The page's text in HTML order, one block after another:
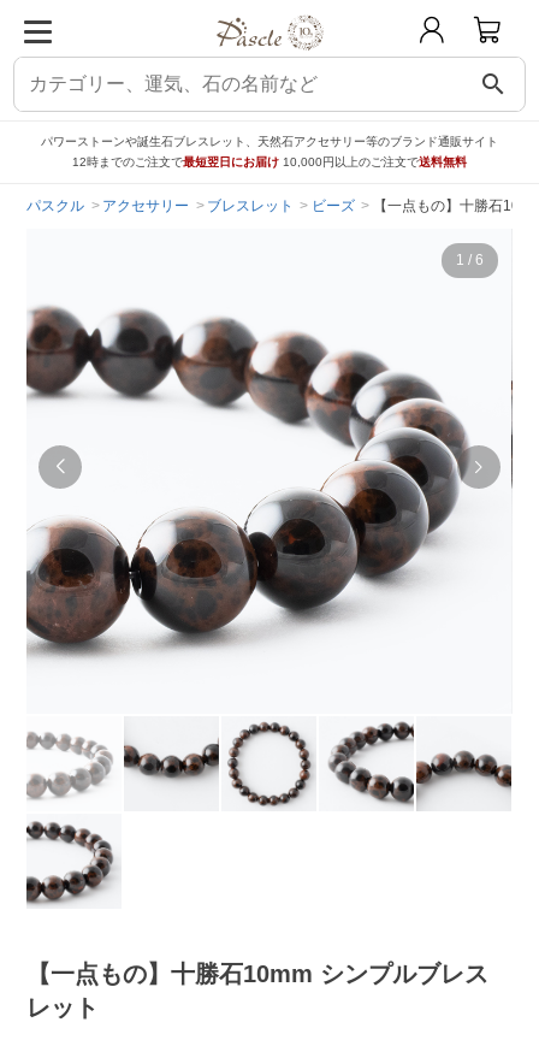
search
パワーストーンや誕生石ブレスレット、天然石アクセサリー等のブランド通販サイト
12時までのご注文で最短翌日にお届け 10,000円以上のご注文で送料無料
パスクル アクセサリー ブレスレット ビーズ 【一点もの】十勝石
1 / 6
【一点もの】十勝石10mm シンプルブレス
レット